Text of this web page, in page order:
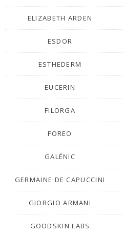
ELIZABETH ARDEN
ESDOR
ESTHEDERM
EUCERIN
FILORGA
FOREO
GALÉNIC
GERMAINE DE CAPUCCINI
GIORGIO ARMANI
GOODSKIN LABS